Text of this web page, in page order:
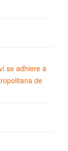
se adhiere a
de